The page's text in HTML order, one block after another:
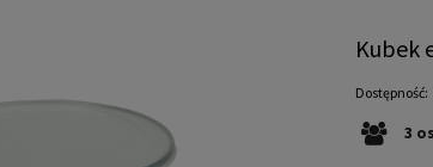
Kubek
Dostępność:
3